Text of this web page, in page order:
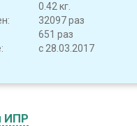
0.42 кг.
32097 раз
651 раз
с 28.03.2017
ИПР